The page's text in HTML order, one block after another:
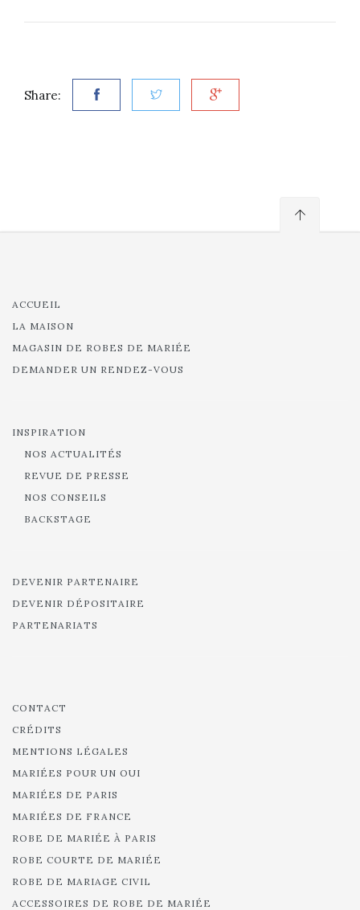
Share:
ACCUEIL
LA MAISON
MAGASIN DE ROBES DE MARIÉE
DEMANDER UN RENDEZ-VOUS
INSPIRATION
NOS ACTUALITÉS
REVUE DE PRESSE
NOS CONSEILS
BACKSTAGE
DEVENIR PARTENAIRE
DEVENIR DÉPOSITAIRE
PARTENARIATS
CONTACT
CRÉDITS
MENTIONS LÉGALES
MARIÉES POUR UN OUI
MARIÉES DE PARIS
MARIÉES DE FRANCE
ROBE DE MARIÉE À PARIS
ROBE COURTE DE MARIÉE
ROBE DE MARIAGE CIVIL
ACCESSOIRES DE ROBE DE MARIÉE